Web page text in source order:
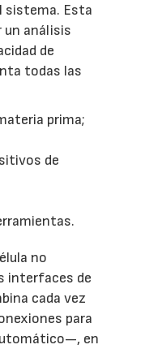
sistema. Esta
análisis
de
todas las
prima;
de
no
interfaces de
cada vez
para
en